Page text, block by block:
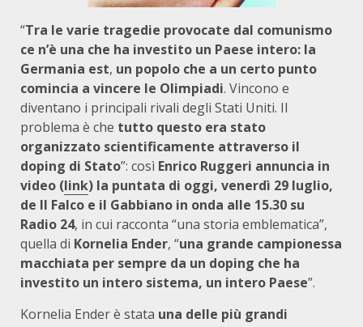
“Tra le varie tragedie provocate dal comunismo
ce n’è una che ha investito un Paese intero: la
Germania est, un popolo che a un certo punto
comincia a vincere le Olimpiadi. Vincono e
diventano i principali rivali degli Stati Uniti. Il
problema è che tutto questo era stato
organizzato scientificamente attraverso il
doping di Stato”: così Enrico Ruggeri annuncia in
video (link) la puntata di oggi, venerdì 29 luglio,
de Il Falco e il Gabbiano in onda alle 15.30 su
Radio 24, in cui racconta “una storia emblematica”,
quella di Kornelia Ender, “una grande campionessa
macchiata per sempre da un doping che ha
investito un intero sistema, un intero Paese”.
Kornelia Ender è stata una delle più grandi